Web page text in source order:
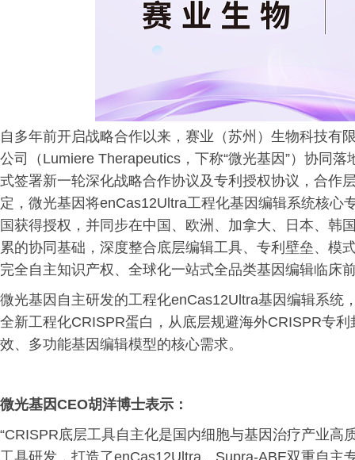
自多年前开启战略合作以来，赛业（苏州）生物科技有
公司（Lumiere Therapeutics，下称“微光基因”）协同
式签署新一轮深化战略合作协议及专利授权协议，合作
定，微光基因将enCas12Ultra工程化基因编辑系统核心
国获得授权，并同步在中国、欧洲、加拿大、日本、韩
累的协同基础，深度整合底层编辑工具、专利壁垒、模
完全自主知识产权、全球化一站式全品类基因编辑临床
微光基因自主研发的工程化enCas12Ultra基因编辑系统
全新工程化CRISPR蛋白，从底层规避海外CRISPR专
效、多功能基因编辑模型的核心需求。
微光基因CEO胡洋博士表示：
“CRISPR底层工具自主化是国内细胞与基因治疗产业
工具研发，打造了enCas12Ultra、Supra-ABE双重自主